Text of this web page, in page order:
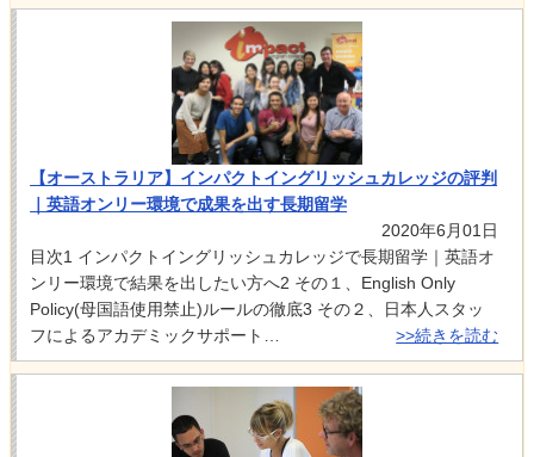
【オーストラリア】インパクトイングリッシュカレッジの評判
｜英語オンリー環境で成果を出す長期留学
2020年6月01日
目次1 インパクトイングリッシュカレッジで長期留学｜英語オ
ンリー環境で結果を出したい方へ2 その１、English Only
Policy(母国語使用禁止)ルールの徹底3 その２、日本人スタッ
フによるアカデミックサポート…
>>続きを読む